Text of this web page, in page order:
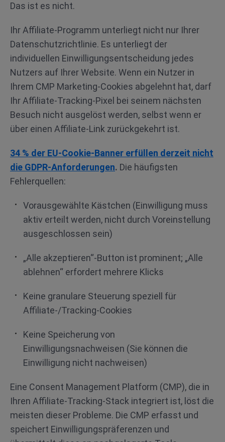
Das ist es nicht.
Ihr Affiliate-Programm unterliegt nicht nur Ihrer
Datenschutzrichtlinie. Es unterliegt der
individuellen Einwilligungsentscheidung jedes
Nutzers auf Ihrer Website. Wenn ein Nutzer in
Ihrem CMP Marketing-Cookies abgelehnt hat, darf
Ihr Affiliate-Tracking-Pixel bei seinem nächsten
Besuch nicht ausgelöst werden, selbst wenn er
über einen Affiliate-Link zurückgekehrt ist.
34 % der EU-Cookie-Banner erfüllen derzeit nicht
die GDPR-Anforderungen. Die häufigsten
Fehlerquellen:
Vorausgewählte Kästchen (Einwilligung muss
aktiv erteilt werden, nicht durch Voreinstellung
ausgeschlossen sein)
„Alle akzeptieren“-Button ist prominent; „Alle
ablehnen“ erfordert mehrere Klicks
Keine granulare Steuerung speziell für
Affiliate-/Tracking-Cookies
Keine Speicherung von
Einwilligungsnachweisen (Sie können die
Einwilligung nicht nachweisen)
Eine Consent Management Platform (CMP), die in
Ihren Affiliate-Tracking-Stack integriert ist, löst die
meisten dieser Probleme. Die CMP erfasst und
speichert Einwilligungspräferenzen und